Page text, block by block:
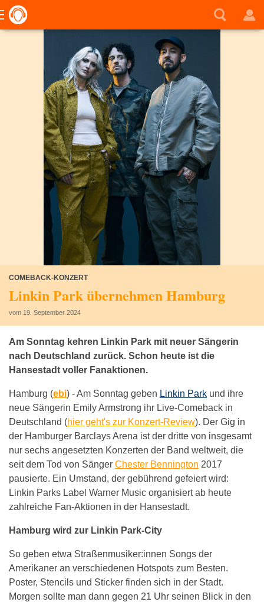
COMEBACK-KONZERT
Linkin Park übernehmen Hamburg
vom 19. September 2024
Am Sonntag kehren Linkin Park mit neuer Sängerin
nach Deutschland zurück. Schon heute ist die
Hansestadt voller Fanaktionen.
Hamburg (ebi) -Am Sonntag geben Linkin Park und ihre
neue Sängerin Emily Armstrong ihr Live-Comeback in
Deutschland (hier geht's zur Konzert-Review). Der Gig in
der Hamburger Barclays Arena ist der dritte von insgesamt
nur sechs angesetzten Konzerten der Band weltweit, die
seit dem Tod von Sänger Chester Bennington 2017
pausierte. Ein Umstand, der gebührend gefeiert wird:
Linkin Parks Label Warner Music organisiert ab heute
zahlreiche Fan-Aktionen in der Hansestadt.
Hamburg wird zur Linkin Park-City
So geben etwa Straßenmusiker:innen Songs der
Amerikaner an verschiedenen Hotspots zum Besten.
Poster, Stencils und Sticker finden sich in der Stadt.
Morgen sollte man dann gegen 21 Uhr seinen Blick in den